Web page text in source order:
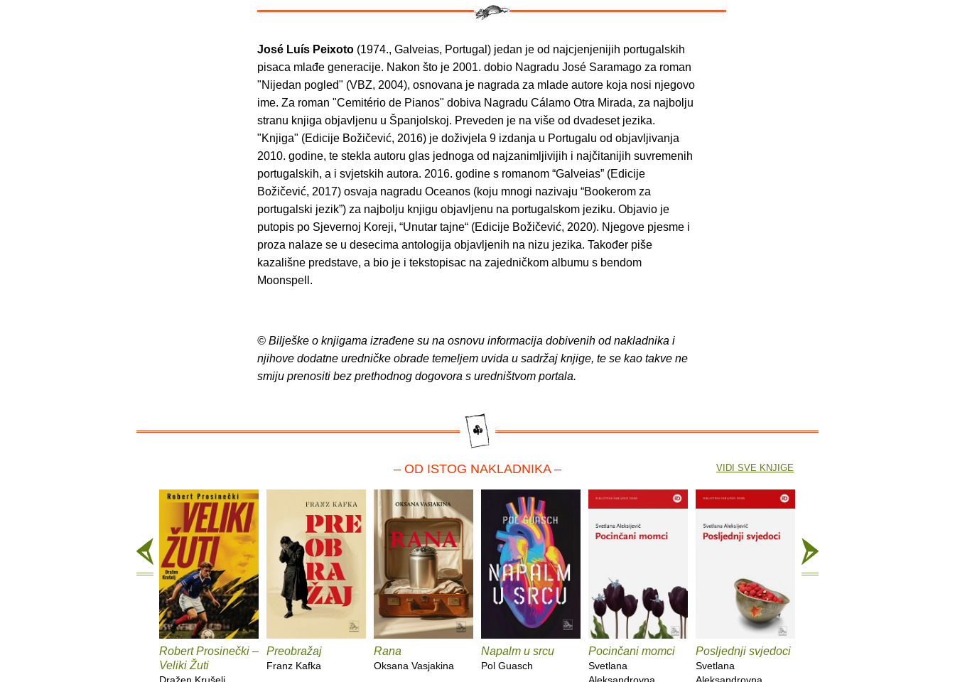
José Luís Peixoto (1974., Galveias, Portugal) jedan je od najcjenjenijih portugalskih
pisaca mlađe generacije. Nakon što je 2001. dobio Nagradu José Saramago za roman
"Nijedan pogled" (VBZ, 2004), osnovana je nagrada za mlade autore koja nosi njegovo
ime. Za roman "Cemitério de Pianos" dobiva Nagradu Cálamo Otra Mirada, za najbolju
stranu knjiga objavljenu u Španjolskoj. Preveden je na više od dvadeset jezika.
"Knjiga" (Edicije Božičević, 2016) je doživjela 9 izdanja u Portugalu od objavljivanja
2010. godine, te stekla autoru glas jednoga od najzanimljivijih i najčitanijih suvremenih
portugalskih, a i svjetskih autora. 2016. godine s romanom “Galveias” (Edicije
Božičević, 2017) osvaja nagradu Oceanos (koju mnogi nazivaju “Bookerom za
portugalski jezik”) za najbolju knjigu objavljenu na portugalskom jeziku. Objavio je
putopis po Sjevernoj Koreji, “Unutar tajne“ (Edicije Božičević, 2020). Njegove pjesme i
proza nalaze se u desecima antologija objavljenih na nizu jezika. Također piše
kazališne predstave, a bio je i tekstopisac na zajedničkom albumu s bendom
Moonspell.
© Bilješke o knjigama izrađene su na osnovu informacija dobivenih od nakladnika i
njihove dodatne uredničke obrade temeljem uvida u sadržaj knjige, te se kao takve ne
smiju prenositi bez prethodnog dogovora s uredništvom portala.
– OD ISTOG NAKLADNIKA –
Robert Prosinečki –
Veliki Žuti
Dražen Krušelj
Preobražaj
Franz Kafka
Rana
Oksana Vasjakina
Napalm u srcu
Pol Guasch
Pocinčani momci
Svetlana
Aleksandrovna
Posljednji svjedoci
Svetlana
Aleksandrovna
VIDI SVE KNJIGE